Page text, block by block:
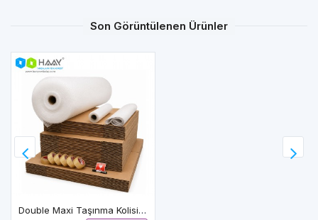
Son Görüntülenen Ürünler
Double Maxi Taşınma Kolisi Seti (5+1)